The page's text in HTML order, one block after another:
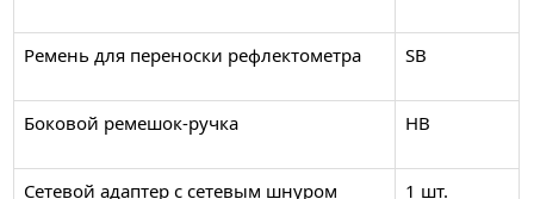
Ремень для переноски рефлектометра SB
Боковой ремешок-ручка HB
Сетевой адаптер с сетевым шнуром 1 шт.